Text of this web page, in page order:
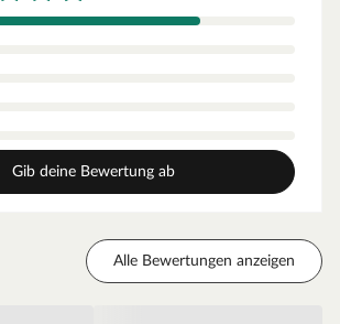
Aufbau
leicht verständliche Anleitung
Montage.
auf einen geeigneten, ebenen
werden, keinesfalls direkt auf den
die mitgelieferte Montageanleitung
Gib deine Bewertung ab
Alle Bewertungen anzeigen